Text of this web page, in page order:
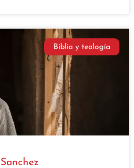
Biblia y teología